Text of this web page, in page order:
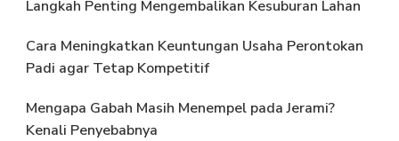
Langkah Penting Mengembalikan Kesuburan Lahan
Cara Meningkatkan Keuntungan Usaha Perontokan
Padi agar Tetap Kompetitif
Mengapa Gabah Masih Menempel pada Jerami?
Kenali Penyebabnya